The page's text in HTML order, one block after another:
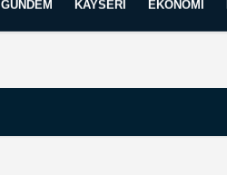
GÜNDEM KAYSERI EKONOMI